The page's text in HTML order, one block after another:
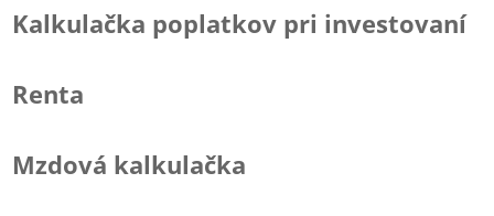
Kalkulačka poplatkov pri investovaní
Renta
Mzdová kalkulačka